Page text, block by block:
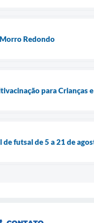
Redondo
para Crianças
futsal de 5 a 21 de